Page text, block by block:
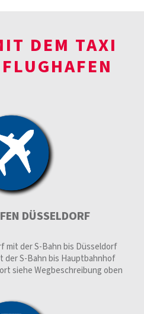
DEM TAXI
DÜSSELDORF
mit der S-Bahn bis Düsseldorf
der S-Bahn bis Hauptbahnhof
siehe Wegbeschreibung oben